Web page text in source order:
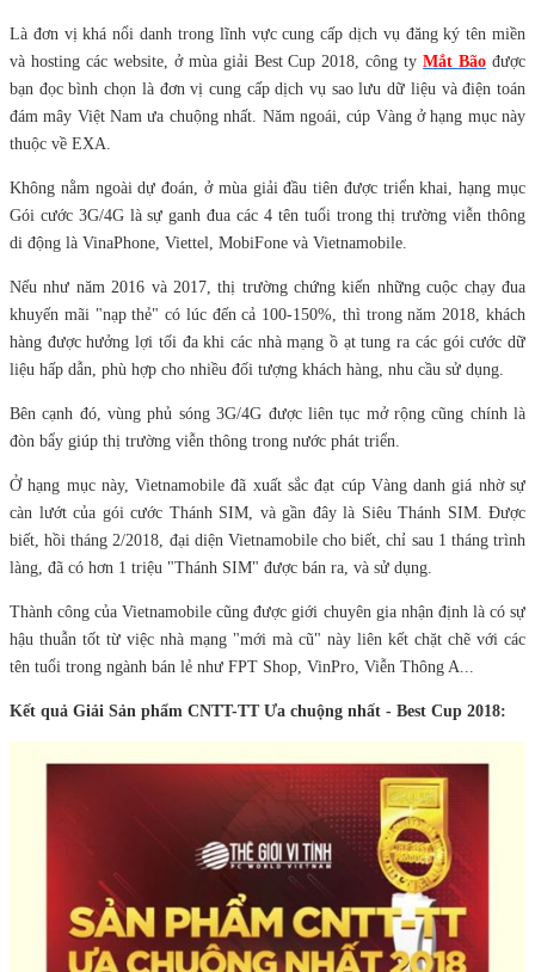
Là đơn vị khá nổi danh trong lĩnh vực cung cấp dịch vụ đăng ký tên miền
và hosting các website, ở mùa giải Best Cup 2018, công tyMắt Bão được
bạn đọc bình chọn là đơn vị cung cấp dịch vụ sao lưu dữ liệu và điện toán
đám mây Việt Nam ưa chuộng nhất. Năm ngoái, cúp Vàng ở hạng mục này
thuộc về EXA.
Không nằm ngoài dự đoán, ở mùa giải đầu tiên được triển khai, hạng mục
Gói cước 3G/4G là sự ganh đua các 4 tên tuổi trong thị trường viễn thông
di động là VinaPhone, Viettel, MobiFone và Vietnamobile.
Nếu như năm 2016 và 2017, thị trường chứng kiến những cuộc chạy đua
khuyến mãi "nạp thẻ" có lúc đến cả 100-150%, thì trong năm 2018, khách
hàng được hưởng lợi tối đa khi các nhà mạng ồ ạt tung ra các gói cước dữ
liệu hấp dẫn, phù hợp cho nhiều đối tượng khách hàng, nhu cầu sử dụng.
Bên cạnh đó, vùng phủ sóng 3G/4G được liên tục mở rộng cũng chính là
đòn bẩy giúp thị trường viễn thông trong nước phát triển.
Ở hạng mục này, Vietnamobile đã xuất sắc đạt cúp Vàng danh giá nhờ sự
càn lướt của gói cước Thánh SIM, và gần đây là Siêu Thánh SIM. Được
biết, hồi tháng 2/2018, đại diện Vietnamobile cho biết, chỉ sau 1 tháng trình
làng, đã có hơn 1 triệu "Thánh SIM" được bán ra, và sử dụng.
Thành công của Vietnamobile cũng được giới chuyên gia nhận định là có sự
hậu thuẫn tốt từ việc nhà mạng "mới mà cũ" này liên kết chặt chẽ với các
tên tuổi trong ngành bán lẻ như FPT Shop, VinPro, Viễn Thông A...
Kết quả Giải Sản phẩm CNTT-TT Ưa chuộng nhất - Best Cup 2018: